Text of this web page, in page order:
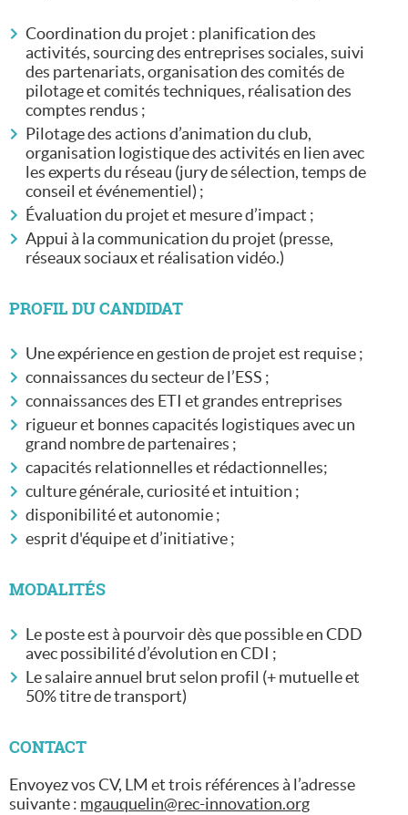
Coordination du projet : planification des
activités, sourcing des entreprises sociales, suivi
des partenariats, organisation des comités de
pilotage et comités techniques, réalisation des
comptes rendus ;
Pilotage des actions d’animation du club,
organisation logistique des activités en lien avec
les experts du réseau (jury de sélection, temps de
conseil et événementiel) ;
Évaluation du projet et mesure d’impact ;
Appui à la communication du projet (presse,
réseaux sociaux et réalisation vidéo.)
PROFIL DU CANDIDAT
Une expérience en gestion de projet est requise ;
connaissances du secteur de l’ESS ;
connaissances des ETI et grandes entreprises
rigueur et bonnes capacités logistiques avec un
grand nombre de partenaires ;
capacités relationnelles et rédactionnelles;
culture générale, curiosité et intuition ;
disponibilité et autonomie ;
esprit d'équipe et d’initiative ;
MODALITÉS
Le poste est à pourvoir dès que possible en CDD
avec possibilité d’évolution en CDI ;
Le salaire annuel brut selon profil (+ mutuelle et
50% titre de transport)
CONTACT
Envoyez vos CV, LM et trois références à l’adresse
suivante : mgauquelin@rec-innovation.org
REC Développement
REC Accélération
REC Sensibilisation
REC Mentorat